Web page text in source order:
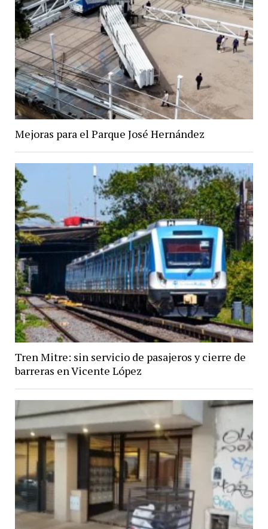
Mejoras para el Parque José Hernández
Tren Mitre: sin servicio de pasajeros y cierre de
barreras en Vicente López